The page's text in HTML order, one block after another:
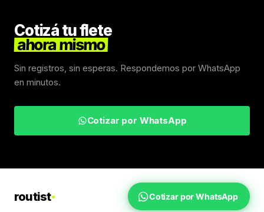
Cotizá tu flete
ahora mismo
Sin registros, sin esperas. Respondemos por WhatsApp
en minutos.
Cotizar por WhatsApp
routist Fletes UruguayInicio
Cotizar por WhatsApp